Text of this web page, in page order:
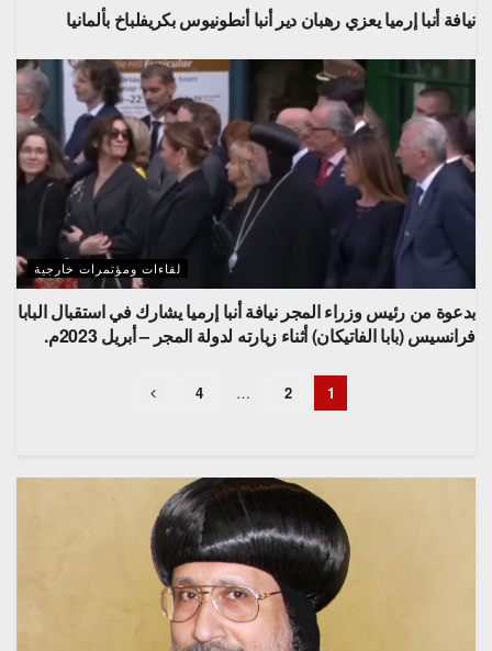
نيافة أنبا إرميا يعزي رهبان دير أنبا أنطونيوس بكريفلباخ بألمانيا
لقاءات ومؤتمرات خارجية
بدعوة من رئيس وزراء المجر نيافة أنبا إرميا يشارك في استقبال البابا
فرانسيس (بابا الفاتيكان) أثناء زيارته لدولة المجر – أبريل 2023م.
1
2
…
4